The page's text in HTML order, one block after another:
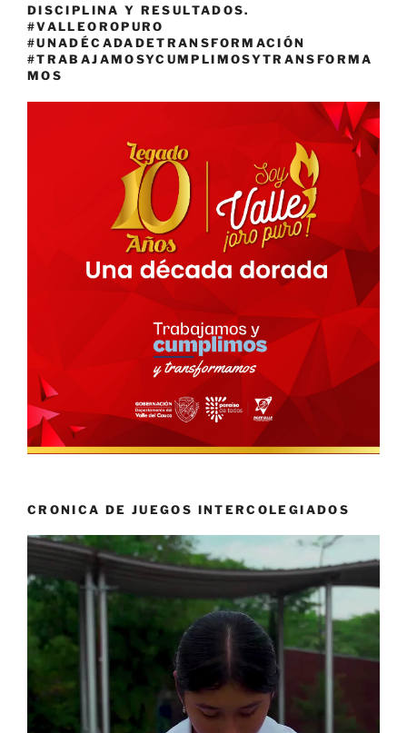
DISCIPLINA Y RESULTADOS.
#VALLEOROPURO
#UNADÉCADADETRANSFORMACIÓN
#TRABAJAMOSYCUMPLIMOSYTRANSFORMA
MOS
CRONICA DE JUEGOS INTERCOLEGIADOS
Reproductor
vídeo